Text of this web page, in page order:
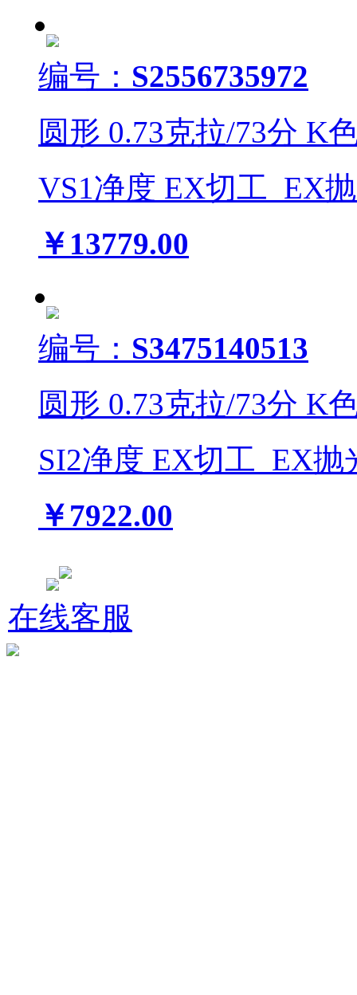
编号： S2556735972
圆形 0.73克拉/73分 K
VS1净度 EX切工 EX
￥13779.00
编号： S3475140513
圆形 0.73克拉/73分 K
SI2净度 EX切工 EX抛
￥7922.00
在线客服